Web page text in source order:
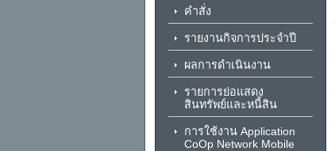
คำสั่ง
รายงานกิจการประจำปี
ผลการดำเนินงาน
รายการย่อแสดง
สินทรัพย์และหนี้สิน
การใช้งาน Application
CoOp Network Mobile